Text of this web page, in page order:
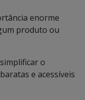
enorme
produto ou
o
e acessíveis